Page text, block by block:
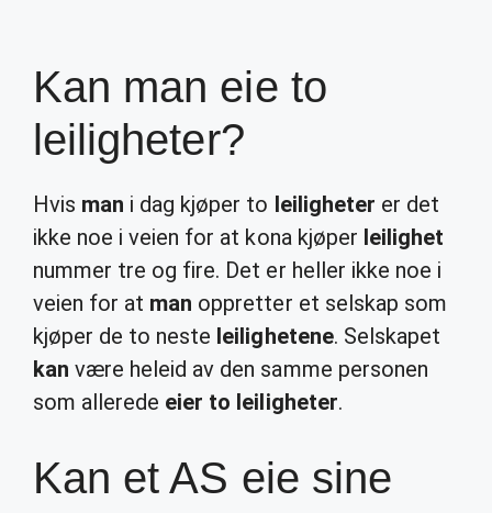
Kan man eie to
leiligheter?
Hvis man i dag kjøper to leiligheter er det
ikke noe i veien for at kona kjøper leilighet
nummer tre og fire. Det er heller ikke noe i
veien for at man oppretter et selskap som
kjøper de to neste leilighetene. Selskapet
kan være heleid av den samme personen
som allerede eier to leiligheter.
Kan et AS eie sine